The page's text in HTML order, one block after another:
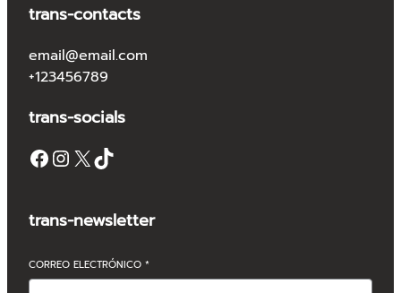
trans-contacts
email@email.com
+123456789
trans-socials
Facebook InstagramX TikTok
trans-newsletter
CORREO ELECTRÓNICO *